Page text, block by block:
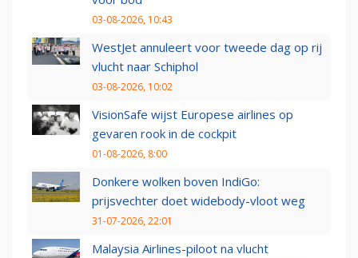
03-08-2026, 10:43
WestJet annuleert voor tweede dag op rij
vlucht naar Schiphol
03-08-2026, 10:02
VisionSafe wijst Europese airlines op
gevaren rook in de cockpit
01-08-2026, 8:00
Donkere wolken boven IndiGo:
prijsvechter doet widebody-vloot weg
31-07-2026, 22:01
Malaysia Airlines-piloot na vlucht